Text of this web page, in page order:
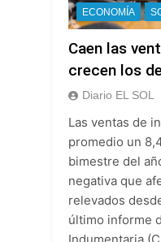
ECONOMÍA
Caen las
crecen los
Diario EL SOL
Las ventas de
promedio un
bimestre del
negativa que
relevados
último informe